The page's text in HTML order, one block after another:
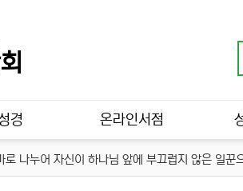
경 온라인서점
로 나누어 자신이 하나님 앞에 부끄럽지 않은 일